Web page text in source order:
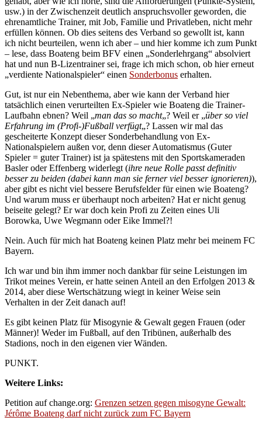
usw.) in der Zwischenzeit deutlich anspruchsvoller geworden, die
ehrenamtliche Trainer, mit Job, Familie und Privatleben, nicht mehr
erfüllen können. Ob dies seitens des Verband so gewollt ist, kann
ich nicht beurteilen, wenn ich aber – und hier komme ich zum Punkt
– lese, dass Boateng beim BFV einen „Sonderlehrgang“ absolviert
hat und nun B-Lizentrainer sei, frage ich mich schon, ob hier erneut
„verdiente Nationalspieler“ einen Sonderbonus erhalten.
Gut, ist nur ein Nebenthema, aber wie kann der Verband hier
tatsächlich einen verurteilten Ex-Spieler wie Boateng die Trainer-
Laufbahn ebnen? Weil „man das so macht„? Weil er „über so viel
Erfahrung im (Profi-)Fußball verfügt„? Lassen wir mal das
gescheiterte Konzept dieser Sonderbehandlung von Ex-
Nationalspielern außen vor, denn dieser Automatismus (Guter
Spieler = guter Trainer) ist ja spätestens mit den Sportskameraden
Basler oder Effenberg widerlegt (ihre neue Rolle passt definitiv
besser zu beiden (dabei kann man sie ferner viel besser ignorieren)),
aber gibt es nicht viel bessere Berufsfelder für einen wie Boateng?
Und warum muss er überhaupt noch arbeiten? Hat er nicht genug
beiseite gelegt? Er war doch kein Profi zu Zeiten eines Uli
Borowka, Uwe Wegmann oder Eike Immel?!
Nein. Auch für mich hat Boateng keinen Platz mehr bei meinem FC
Bayern.
Ich war und bin ihm immer noch dankbar für seine Leistungen im
Trikot meines Verein, er hatte seinen Anteil an den Erfolgen 2013 &
2014, aber diese Wertschätzung wiegt in keiner Weise sein
Verhalten in der Zeit danach auf!
Es gibt keinen Platz für Misogynie & Gewalt gegen Frauen (oder
Männer)! Weder im Fußball, auf den Tribünen, außerhalb des
Stadions, noch in den eigenen vier Wänden.
PUNKT.
Weitere Links:
Petition auf change.org: Grenzen setzen gegen misogyne Gewalt:
Jérôme Boateng darf nicht zurück zum FC Bayern